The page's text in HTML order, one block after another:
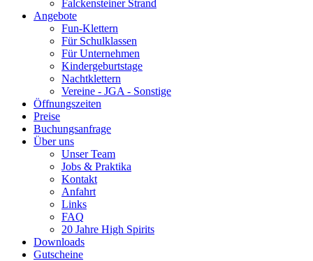
Falckensteiner Strand
Angebote
Fun-Klettern
Für Schulklassen
Für Unternehmen
Kindergeburtstage
Nachtklettern
Vereine - JGA - Sonstige
Öffnungszeiten
Preise
Buchungsanfrage
Über uns
Unser Team
Jobs & Praktika
Kontakt
Anfahrt
Links
FAQ
20 Jahre High Spirits
Downloads
Gutscheine